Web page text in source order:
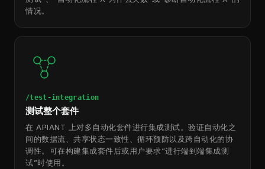
情况。
/test-integration
测试整个套件
在 APIANT 上对多自动化套件进行集成测试。验证自动化之
间的数据流、共享状态一致性、循环预防以及跨自动化的协
调性。可在构建集成套件后或用户要求“进行端到端集成测
试”时使用。